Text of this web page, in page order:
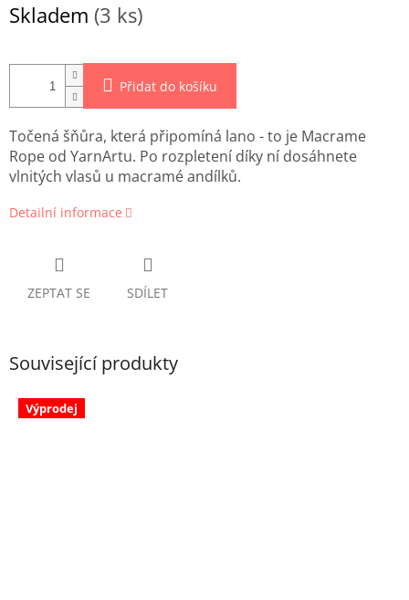
cena:
Skladem (3 ks)
Přidat do košíku
Točená šňůra, která připomíná lano - to je Macrame
Rope od YarnArtu. Po rozpletení díky ní dosáhnete
vlnitých vlasů u macramé andílků.
Detailní informace
ZEPTAT SE SDÍLET
Související produkty
Výprodej